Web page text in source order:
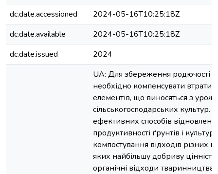
dc.date.accessioned
2024-05-16T10:25:18Z
dc.date.available
2024-05-16T10:25:18Z
dc.date.issued
2024
UA: Для збереження родючості
необхідно компенсувати втрати
елементів, що виносяться з
сільськогосподарських культур.
ефективних способів
продуктивності ґрунтів і культур
компостування відходів різних
яких найбільшу добриву
органічні відходи